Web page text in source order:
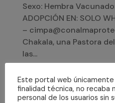
Sexo: Hembra
ADOPCIÓN EN: SOLO
–
Chakala, una Pastora
las...
Este portal web
finalidad técnica, no
personal de los usuarios sin